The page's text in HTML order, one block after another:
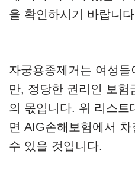
을 확인하시기 바랍니
자궁용종제거는 여성
만, 정당한 권리인 보험
의 몫입니다. 위 리스트
면 AIG손해보험에서
수 있을 것입니다.